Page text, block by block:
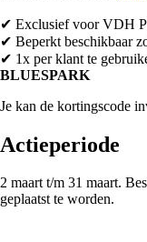
✔ Exclusief voor VDH
✔ Beperkt beschikbaar
✔ 1x per klant te
BLUESPARK
Je kan de kortingscode
Actieperiode
2 maart t/m 31 maart.
geplaatst te worden.